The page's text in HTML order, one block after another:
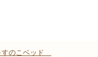
すのこベッド